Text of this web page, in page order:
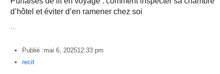
d’hôtel et éviter d’en ramener chez soi
…
Publié :mai 6, 202512:33 pm
Author
recit